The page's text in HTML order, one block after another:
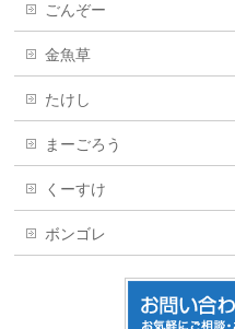
ごんぞー
金魚草
たけし
まーごろう
くーすけ
ボンゴレ